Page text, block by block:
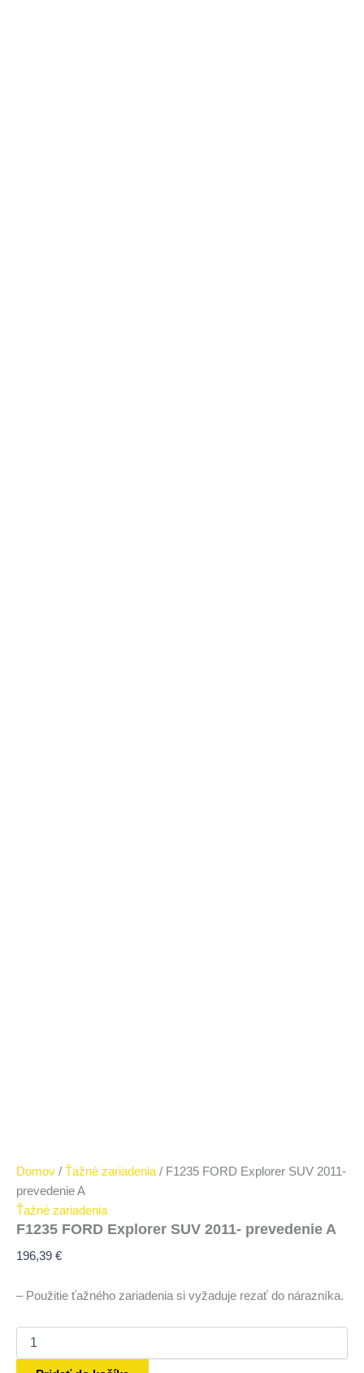
Domov / Ťažné zariadenia / F1235 FORD Explorer SUV 2011-
prevedenie A
Ťažné zariadenia
F1235 FORD Explorer SUV 2011- prevedenie A
196,39 €
– Použitie ťažného zariadenia si vyžaduje rezať do nárazníka.